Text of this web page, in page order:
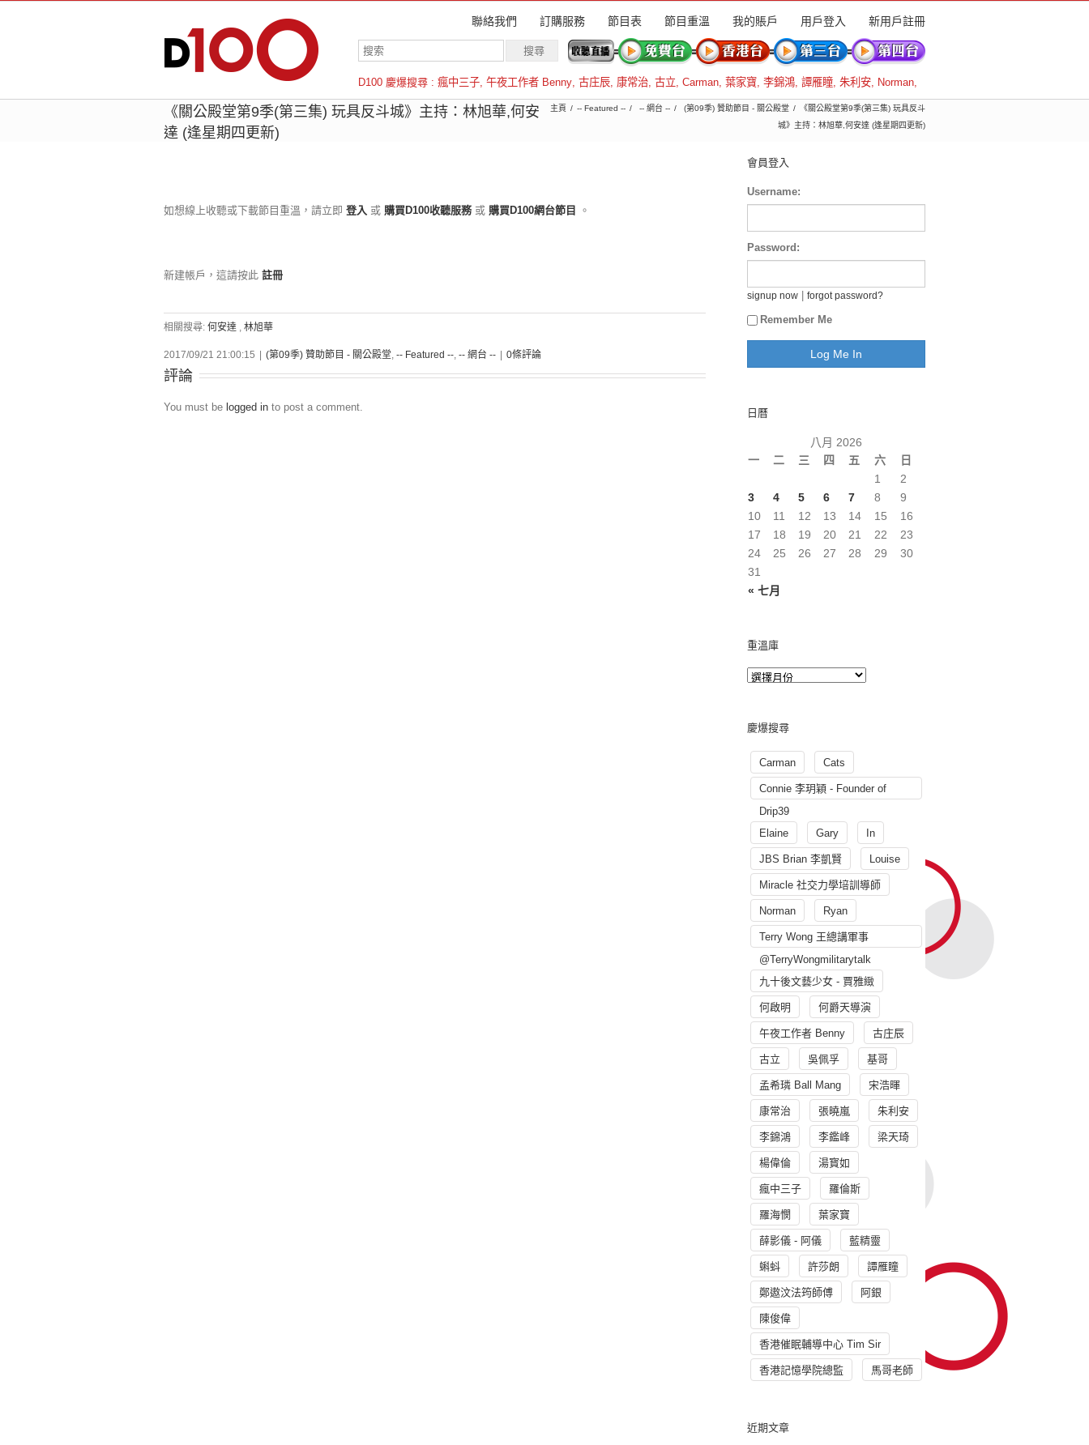
聯絡我們 訂購服務 節目表 節目重溫 我的賬戶 用戶登入 新用戶註冊
D100 慶爆搜尋 : 瘋中三子, 午夜工作者 Benny, 古庄辰, 康常治, 古立, Carman, 葉家寶, 李錦鴻, 譚雁瞳, 朱利安, Norman,
羅倫斯
《關公殿堂第9季(第三集) 玩具反斗城》主持：林旭華,何安
達 (逢星期四更新)
主頁 -- Featured -- -- 網台 -- (第09季) 贊助節目 - 關公殿堂
《關公殿堂第9季(第三集) 玩具反斗
城》主持：林旭華,何安達 (逢星期四更新)
如想線上收聽或下載節目重溫，請立即 登入 或 購買D100收聽服務 或 購買D100網台節目 。
新建帳戶，這請按此 註冊
相關搜尋: 何安達 , 林旭華
2017/09/21 21:00:15 (第09季) 贊助節目 - 關公殿堂, -- Featured --, -- 網台 -- 0條評論
評論
You must be logged in to post a comment.
會員登入
Username:
Password:
signup now forgot password?
Remember Me
日曆
八月 2026
一
二 三 四 五 六 日
« 七月
1
2
3
4 5 6 7 8
9
10
11 12 13 14 15
16
17
18 19 20 21 22
23
24
25 26 27 28 29
30
31
重溫庫
慶爆搜尋
Carman Cats
Connie 李玥穎 - Founder of
Drip39
Elaine
Gary In
JBS Brian 李凱賢 Louise
Miracle 社交力學培訓導師
Norman Ryan
Terry Wong 王總講軍事
@TerryWongmilitarytalk
九十後文藝少女 - 賈雅緻
何啟明 何爵天導演
午夜工作者 Benny 古庄辰
古立 吳佩孚 基哥
孟希璘 Ball Mang 宋浩暉
康常治 張曉嵐 朱利安
李錦鴻 李鑑峰 梁天琦
楊偉倫 湯寳如
瘋中三子 羅倫斯
羅海憫 葉家寶
薛影儀 - 阿儀 藍精靈
蝌蚪 許莎朗 譚雁瞳
鄭遨汶法筠師傅 阿銀
陳俊偉
香港催眠輔導中心 Tim Sir
香港記憶學院總監 馬哥老師
近期文章